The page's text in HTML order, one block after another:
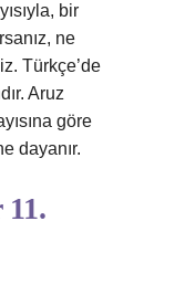
bir
ne
Türkçe’de
Aruz
göre
dayanır.